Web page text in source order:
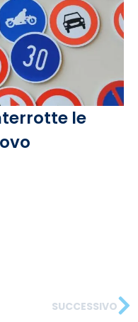
le
SUCCESSIVO